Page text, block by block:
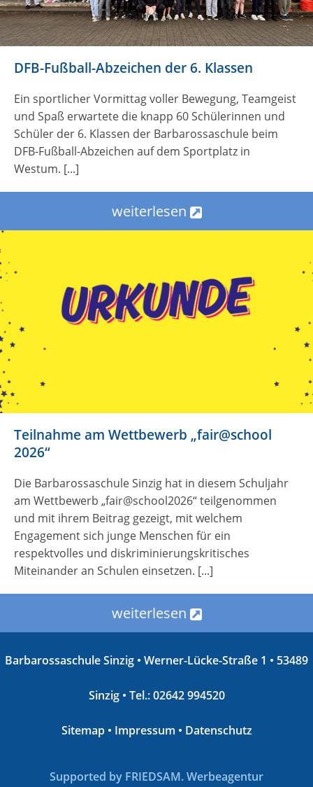
DFB-Fußball-Abzeichen der 6. Klassen
Ein sportlicher Vormittag voller Bewegung, Teamgeist
und Spaß erwartete die knapp 60 Schülerinnen und
Schüler der 6. Klassen der Barbarossaschule beim
DFB-Fußball-Abzeichen auf dem Sportplatz in
Westum. [...]
weiterlesen
Teilnahme am Wettbewerb „fair@school
2026“
Die Barbarossaschule Sinzig hat in diesem Schuljahr
am Wettbewerb „fair@school2026“ teilgenommen
und mit ihrem Beitrag gezeigt, mit welchem
Engagement sich junge Menschen für ein
respektvolles und diskriminierungskritisches
Miteinander an Schulen einsetzen. [...]
weiterlesen
Barbarossaschule Sinzig • Werner-Lücke-Straße 1 • 53489
Sinzig • Tel.: 02642 994520
Sitemap• Impressum • Datenschutz
Supported by FRIEDSAM. Werbeagentur